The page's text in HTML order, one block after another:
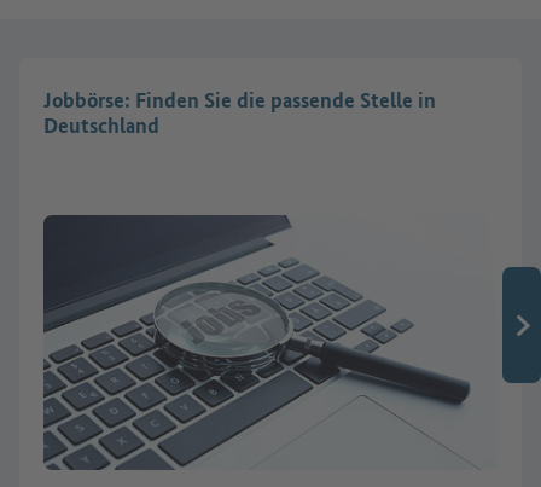
Jobbörse: Finden Sie die passende Stelle in
Deutschland